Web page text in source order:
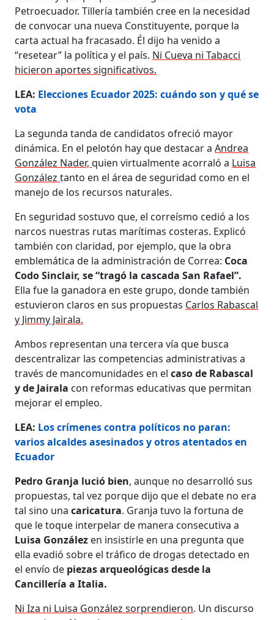
Petroecuador. Tillería también cree en la necesidad
de convocar una nueva Constituyente, porque la
carta actual ha fracasado. Él dijo ha venido a
“resetear” la política y el país. Ni Cueva ni Tabacci
hicieron aportes significativos.
LEA: Elecciones Ecuador 2025: cuándo son y qué se
vota
La segunda tanda de candidatos ofreció mayor
dinámica. En el pelotón hay que destacar aAndrea
González Nader,quien virtualmente acorraló a Luisa
Gonzáleztanto en el área de seguridad como en el
manejo de los recursos naturales.
En seguridad sostuvo que, el correísmo cedió a los
narcos nuestras rutas marítimas costeras. Explicó
también con claridad, por ejemplo, que la obra
emblemática de la administración de Correa: Coca
Codo Sinclair, se “tragó la cascada San Rafael”.
Ella fue la ganadora en este grupo, donde también
estuvieron claros en sus propuestas Carlos Rabascal
y Jimmy Jairala.
Ambos representan una tercera vía que busca
descentralizar las competencias administrativas a
través de mancomunidades en elcaso de Rabascal
y de Jairala con reformas educativas que permitan
mejorar el empleo.
LEA: Los crímenes contra políticos no paran:
varios alcaldes asesinados y otros atentados en
Ecuador
Pedro Granja lució bien, aunque no desarrolló sus
propuestas, tal vez porque dijo que el debate no era
tal sino unacaricatura. Granja tuvo la fortuna de
que le toque interpelar de manera consecutiva a
Luisa González en insistirle en una pregunta que
ella evadió sobre el tráfico de drogas detectado en
el envío de piezas arqueológicas desde la
Cancillería a Italia.
Ni Iza ni Luisa González sorprendieron. Un discurso